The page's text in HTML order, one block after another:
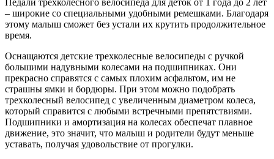
Педали трехколесного велосипеда для деток от 1 года до 2 лет
– широкие со специальными удобными ремешками. Благодаря
этому малыш сможет без устали их крутить продолжительное
время.
Оснащаются детские трехколесные велосипеды с ручкой
большими надувными колесами на подшипниках. Они
прекрасно справятся с самых плохим асфальтом, им не
страшны ямки и бордюры. При этом можно подобрать
трехколесный велосипед с увеличенным диаметром колеса,
который справится с любыми встречными препятствиями.
Подшипники и амортизация на колесах обеспечат плавное
движение, это значит, что малыш и родители будут меньше
уставать, получая удовольствие от прогулки.